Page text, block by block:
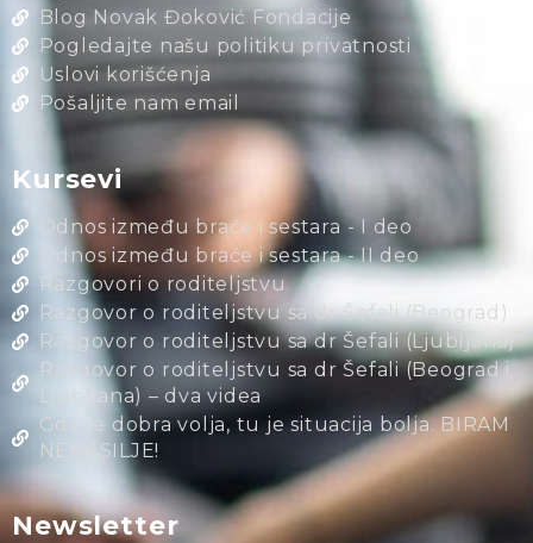
Blog Novak Đoković Fondacije
Pogledajte našu politiku privatnosti
Uslovi korišćenja
Pošaljite nam email
Kursevi
Odnos između braće i sestara - I deo
Odnos između braće i sestara - II deo
Razgovori o roditeljstvu
Razgovor o roditeljstvu sa dr Šefali (Beograd)
Razgovor o roditeljstvu sa dr Šefali (Ljubljana)
Razgovor o roditeljstvu sa dr Šefali (Beograd i
Ljubljana) – dva videa
Gde je dobra volja, tu je situacija bolja. BIRAM
NENASILJE!
Newsletter